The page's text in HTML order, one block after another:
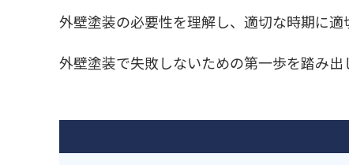
外壁塗装の必要性を理解し、適切な時期に
外壁塗装で失敗しないための第一歩を踏み出